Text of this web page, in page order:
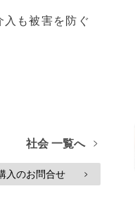
も被害を防ぐ
社会 一覧へ >
入のお問合せ >